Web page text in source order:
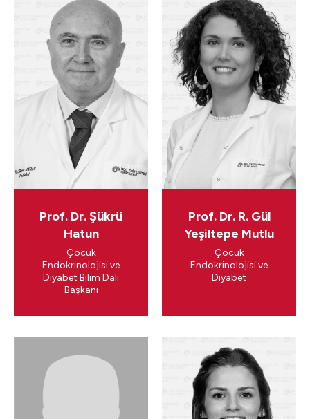
Prof. Dr. Şükrü
Hatun
Çocuk
Endokrinolojisi ve
Diyabet Bilim Dalı
Başkanı
Prof. Dr. R. Gül
Yeşiltepe Mutlu
Çocuk
Endokrinolojisi ve
Diyabet